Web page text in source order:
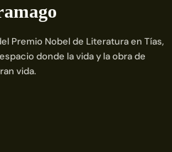
Premio Nobel de Literatura en Tías,
donde la vida y la obra de
vida.